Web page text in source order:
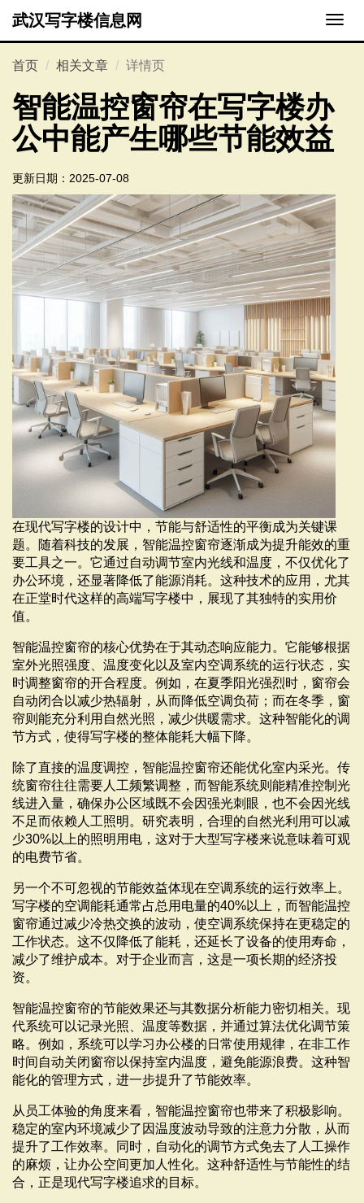
切
换
武汉写字楼信息网
首页 相关文章 详情页
智能温控窗帘在写字楼办
公中能产生哪些节能效益
更新日期： 2025-07-08
在现代写字楼的设计中，节能与舒适性的平衡成为关键课
题。随着科技的发展，智能温控窗帘逐渐成为提升能效的重
要工具之一。它通过自动调节室内光线和温度，不仅优化了
办公环境，还显著降低了能源消耗。这种技术的应用，尤其
在正堂时代这样的高端写字楼中，展现了其独特的实用价
值。
智能温控窗帘的核心优势在于其动态响应能力。它能够根据
室外光照强度、温度变化以及室内空调系统的运行状态，实
时调整窗帘的开合程度。例如，在夏季阳光强烈时，窗帘会
自动闭合以减少热辐射，从而降低空调负荷；而在冬季，窗
帘则能充分利用自然光照，减少供暖需求。这种智能化的调
节方式，使得写字楼的整体能耗大幅下降。
除了直接的温度调控，智能温控窗帘还能优化室内采光。传
统窗帘往往需要人工频繁调整，而智能系统则能精准控制光
线进入量，确保办公区域既不会因强光刺眼，也不会因光线
不足而依赖人工照明。研究表明，合理的自然光利用可以减
少30%以上的照明用电，这对于大型写字楼来说意味着可观
的电费节省。
另一个不可忽视的节能效益体现在空调系统的运行效率上。
写字楼的空调能耗通常占总用电量的40%以上，而智能温控
窗帘通过减少冷热交换的波动，使空调系统保持在更稳定的
工作状态。这不仅降低了能耗，还延长了设备的使用寿命，
减少了维护成本。对于企业而言，这是一项长期的经济投
资。
智能温控窗帘的节能效果还与其数据分析能力密切相关。现
代系统可以记录光照、温度等数据，并通过算法优化调节策
略。例如，系统可以学习办公楼的日常使用规律，在非工作
时间自动关闭窗帘以保持室内温度，避免能源浪费。这种智
能化的管理方式，进一步提升了节能效率。
从员工体验的角度来看，智能温控窗帘也带来了积极影响。
稳定的室内环境减少了因温度波动导致的注意力分散，从而
提升了工作效率。同时，自动化的调节方式免去了人工操作
的麻烦，让办公空间更加人性化。这种舒适性与节能性的结
合，正是现代写字楼追求的目标。